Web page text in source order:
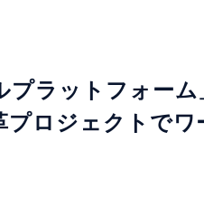
プラットフォー
プロジェクトで